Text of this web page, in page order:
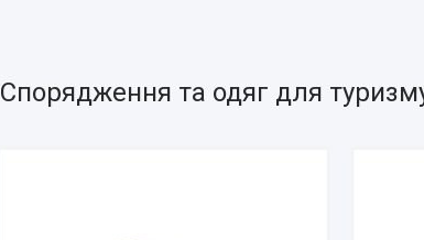
Спорядження та одяг для